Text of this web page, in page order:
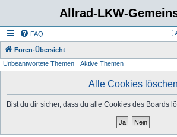
Allrad-LKW-
FAQ
Foren-Übersicht
Unbeantwortete Themen Aktive Themen
Alle Cookies löschen
Bist du dir sicher, dass du alle Cookies des Boards